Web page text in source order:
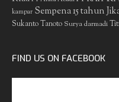
kampar Sempena 15 tahun
Sukanto Tanoto Surya darmadi
FIND US ON FACEBOOK